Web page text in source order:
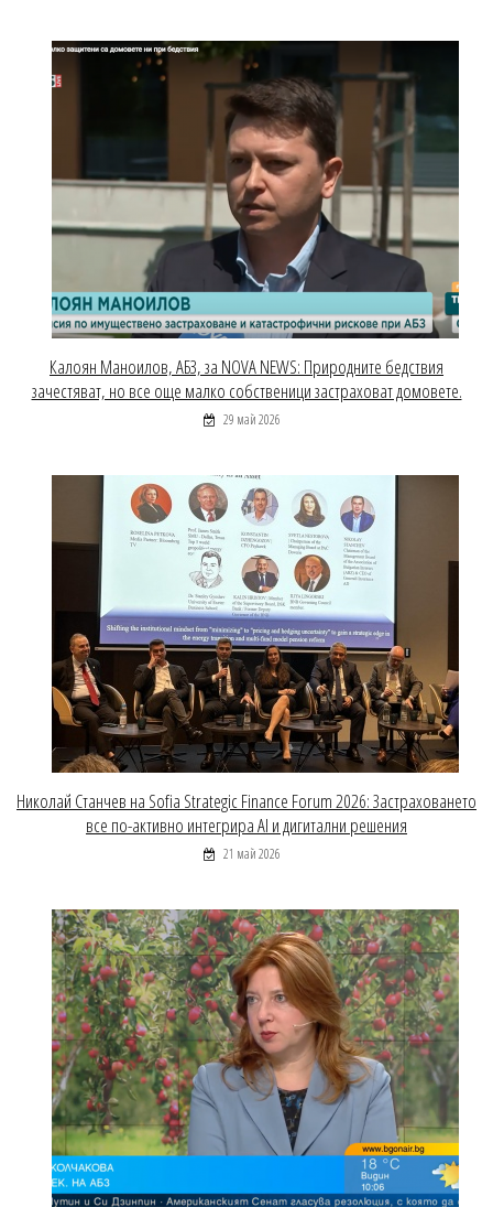
Калоян Маноилов, АБЗ, за NOVA NEWS: Природните бедствия
зачестяват, но все още малко собственици застраховат домовете.
29 май 2026
Николай Станчев на Sofia Strategic Finance Forum 2026: Застраховането
все по-активно интегрира AI и дигитални решения
21 май 2026